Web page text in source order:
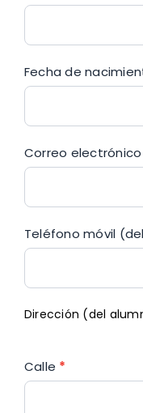
Fecha de
Correo
Teléfono móvil
Dirección (del
Calle *